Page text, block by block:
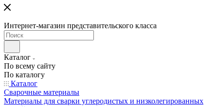
Интернет-магазин представительского класса
Каталог
По всему сайту
По каталогу
Каталог
Сварочные материалы
Материалы для сварки углеродистых и низколегированных